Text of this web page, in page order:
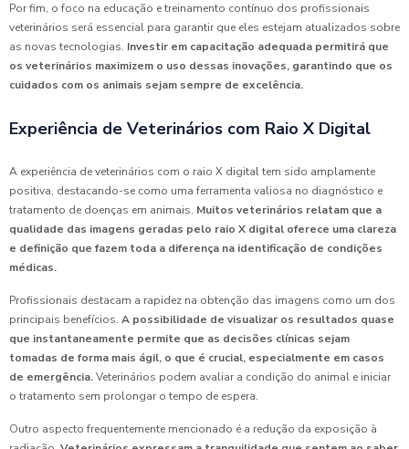
Por fim, o foco na educação e treinamento contínuo dos profissionais
veterinários será essencial para garantir que eles estejam atualizados sobre
as novas tecnologias. Investir em capacitação adequada permitirá que
os veterinários maximizem o uso dessas inovações, garantindo que os
cuidados com os animais sejam sempre de excelência.
Experiência de Veterinários com Raio X Digital
A experiência de veterinários com o raio X digital tem sido amplamente
positiva, destacando-se como uma ferramenta valiosa no diagnóstico e
tratamento de doenças em animais. Muitos veterinários relatam que a
qualidade das imagens geradas pelo raio X digital oferece uma clareza
e definição que fazem toda a diferença na identificação de condições
médicas.
Profissionais destacam a rapidez na obtenção das imagens como um dos
principais benefícios. A possibilidade de visualizar os resultados quase
que instantaneamente permite que as decisões clínicas sejam
tomadas de forma mais ágil, o que é crucial, especialmente em casos
de emergência.Veterinários podem avaliar a condição do animal e iniciar
o tratamento sem prolongar o tempo de espera.
Outro aspecto frequentemente mencionado é a redução da exposição à